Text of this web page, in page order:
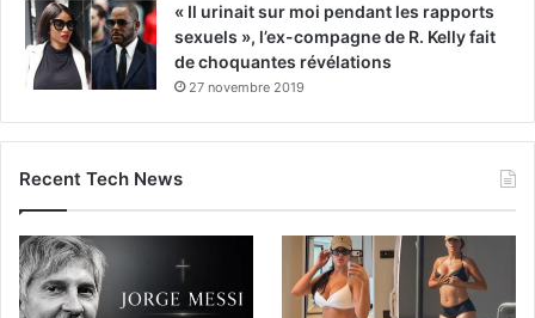
« Il urinait sur moi pendant les rapports
sexuels », l’ex-compagne de R. Kelly fait
de choquantes révélations
27 novembre 2019
Recent Tech News